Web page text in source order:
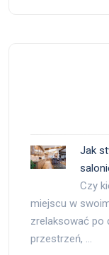
Jak
Czy
miejscu w
zrelaksować po
przestrzeń, …